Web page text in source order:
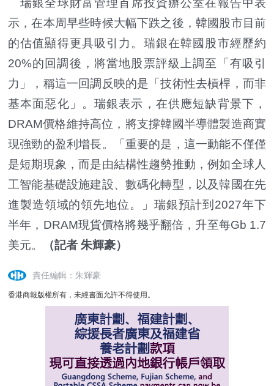
瑞銀全球財富管理首席投資辦公室在報告中表
示，在本周早些時候大幅下跌之後，韓國股市目前
的估值顯得更具吸引力。瑞銀在韓國股市經歷約
20%的回調後，將當地股票評級上調至「有吸引
力」，稱這一回調反映的是「技術性去槓桿，而非
基本面惡化」。瑞銀表示，在供應短缺背景下，
DRAM價格維持高位，將支撐韓國半導體製造商實
現強勁的盈利增長。「重要的是，這一動能不僅僅
是短期現象，而是由結構性趨勢推動，例如全球人
工智能基礎設施建設、數碼化轉型，以及韓國在先
進製造領域的領先地位。」瑞銀預計到2027年下
半年，DRAM現貨價格將幾乎翻倍，升至每Gb 1.7
美元。
（記者 朱輝豪）
責任編輯：朱輝豪
香港商報版權所有，未經書面允許不得使用。